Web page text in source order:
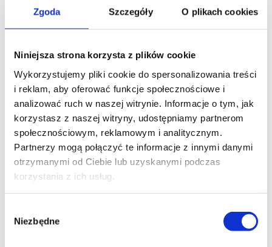
Zgoda Szczegóły O plikach cookies
Niniejsza strona korzysta z plików cookie
Wykorzystujemy pliki cookie do spersonalizowania treści
i reklam, aby oferować funkcje społecznościowe i
analizować ruch w naszej witrynie. Informacje o tym, jak
korzystasz z naszej witryny, udostępniamy partnerom
społecznościowym, reklamowym i analitycznym.
Partnerzy mogą połączyć te informacje z innymi danymi
otrzymanymi od Ciebie lub uzyskanymi podczas
korzystania z ich usług.
zgody
Niezbędne
Skontaktuj się z naszym doradcą
IMIĘ I NAZWISKO*
TELEFON KONTAKTOWY*